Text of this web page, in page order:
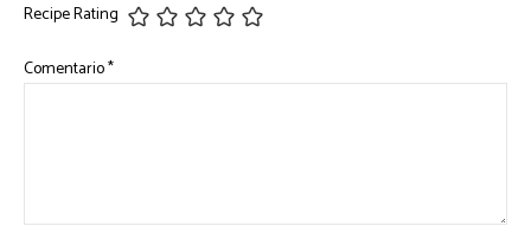
Recipe Rating
Comentario*